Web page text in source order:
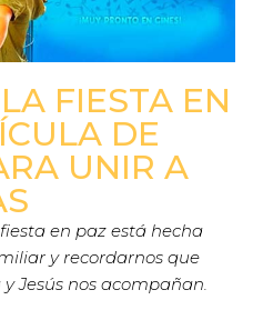
FIESTA EN
DE
UNIR A
en paz está hecha
y recordarnos que
Jesús nos acompañan.